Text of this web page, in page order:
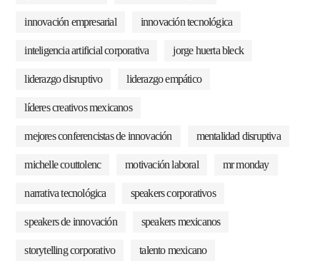
innovación empresarial innovación tecnológica
inteligencia artificial corporativa jorge huerta bleck
liderazgo disruptivo liderazgo empático
líderes creativos mexicanos
mejores conferencistas de innovación mentalidad disruptiva
michelle couttolenc motivación laboral mr monday
narrativa tecnológica speakers corporativos
speakers de innovación speakers mexicanos
storytelling corporativo talento mexicano